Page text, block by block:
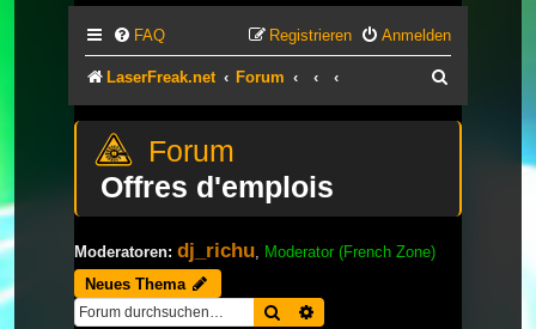
FAQ Anmelden
Registrieren
LaserFreak.net Forum
Offres d'emplois
Moderatoren: dj_richu Moderator (French Zone)
Neues Thema
Suche